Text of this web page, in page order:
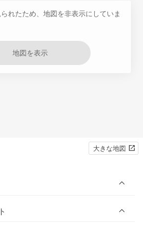
れたため、地図を非表示にしていま
地図を表示
大きな地図